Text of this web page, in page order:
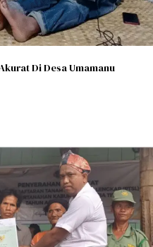
Di Desa Umamanu